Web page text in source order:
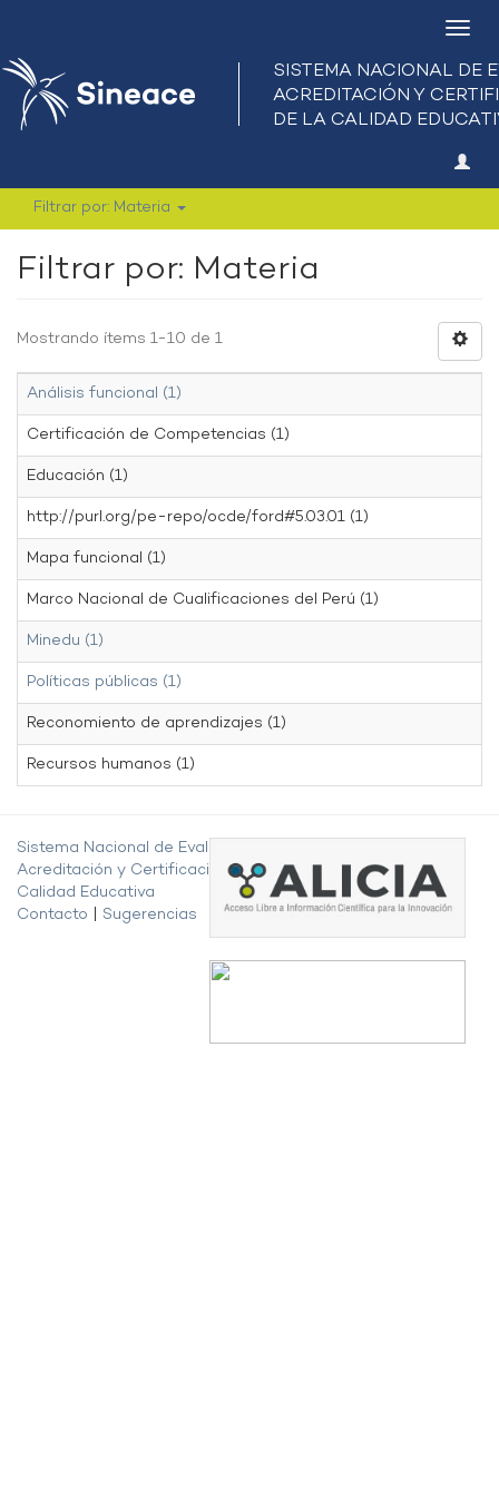
Filtrar por: Materia
Filtrar por: Materia
Mostrando ítems 1-10 de 1
Análisis funcional (1)
Certificación de Competencias (1)
Educación (1)
http://purl.org/pe-repo/ocde/ford#5.03.01 (1)
Mapa funcional (1)
Marco Nacional de Cualificaciones del Perú (1)
Minedu (1)
Políticas públicas (1)
Reconomiento de aprendizajes (1)
Recursos humanos (1)
Sistema Nacional de Evaluación,
Acreditación y Certificación de la
Calidad Educativa
Contacto
Sugerencias